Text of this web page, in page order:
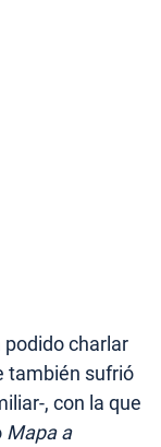
charlar
también sufrió
, con la que
Mapa a